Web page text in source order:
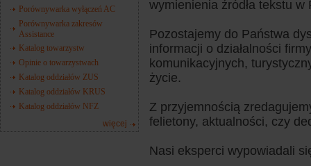
Porównywarka wyłączeń AC
Porównywarka zakresów
Assistance
Katalog towarzystw
Opinie o towarzystwach
Katalog oddziałów ZUS
Katalog oddziałów KRUS
Katalog oddziałów NFZ
więcej
wymienienia źródła tekstu
Pozostajemy do Państwa
informacji o działalności
komunikacyjnych,
życie.
Z przyjemnością
felietony, aktualności, czy
Nasi eksperci wypowiadali